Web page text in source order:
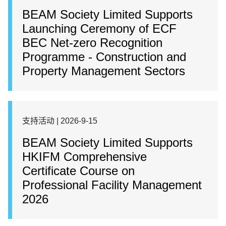
BEAM Society Limited Supports
Launching Ceremony of ECF
BEC Net-zero Recognition
Programme - Construction and
Property Management Sectors
支持活动 | 2026-9-15
BEAM Society Limited Supports
HKIFM Comprehensive
Certificate Course on
Professional Facility Management
2026